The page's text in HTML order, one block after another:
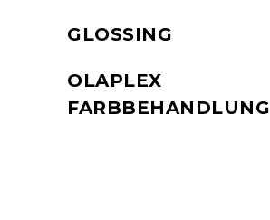
GLOSSING
OLAPLEX
FARBBEHANDLUNG